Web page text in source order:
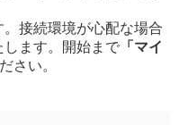
接続環境が心配な場合
ます。開始まで 「マイ
さい。